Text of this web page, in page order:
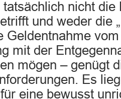
nicht die
und weder die
Geldentnahme
mit der
mögen – genügt
Es
eine bewusst